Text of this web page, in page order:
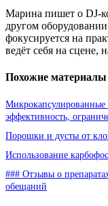
Марина пишет о DJ-
другом
фокусируется на
ведёт себя на сцене,
Похожие материалы
Микрокапсулированные
эффективность,
Порошки и дусты от
Использование
### Отзывы о
обещаний